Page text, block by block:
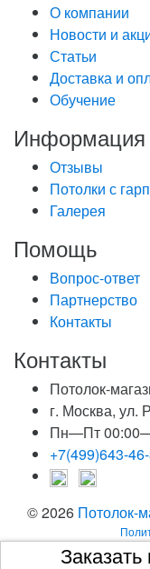
О компании
Новости и
Статьи
Доставка и
Обучение
Информация
Отзывы
Потолки с
Галерея
Помощь
Вопрос-ответ
Партнерство
Контакты
Контакты
Потолок-
г. Москва, ул.
Пн—Пт
+7(499)643-
© 2026 Потолок-
Заказать